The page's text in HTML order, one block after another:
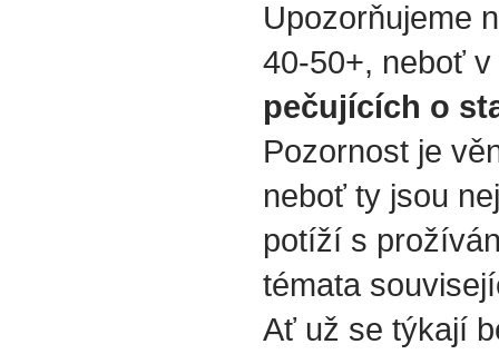
Upozorňujeme
40-50+, neboť
pečujících o
Pozornost je
neboť ty jsou
potíží s
témata
Ať už se týkají